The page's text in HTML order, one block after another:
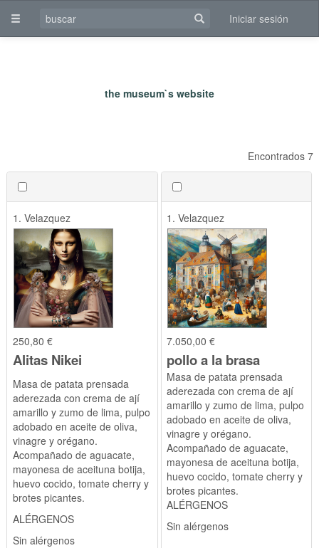
Iniciar sesión
Encontrados 7
1. Velazquez
250,80 €
Alitas Nikei
Masa de patata prensada
aderezada con crema de ají
amarillo y zumo de lima, pulpo
adobado en aceite de oliva,
vinagre y orégano.
Acompañado de aguacate,
mayonesa de aceituna botija,
huevo cocido, tomate cherry y
brotes picantes.
ALÉRGENOS
Sin alérgenos
1. Velazquez
7.050,00 €
pollo a la brasa
Masa de patata prensada
aderezada con crema de ají
amarillo y zumo de lima, pulpo
adobado en aceite de oliva,
vinagre y orégano.
Acompañado de aguacate,
mayonesa de aceituna botija,
huevo cocido, tomate cherry y
brotes picantes.
ALÉRGENOS
Sin alérgenos